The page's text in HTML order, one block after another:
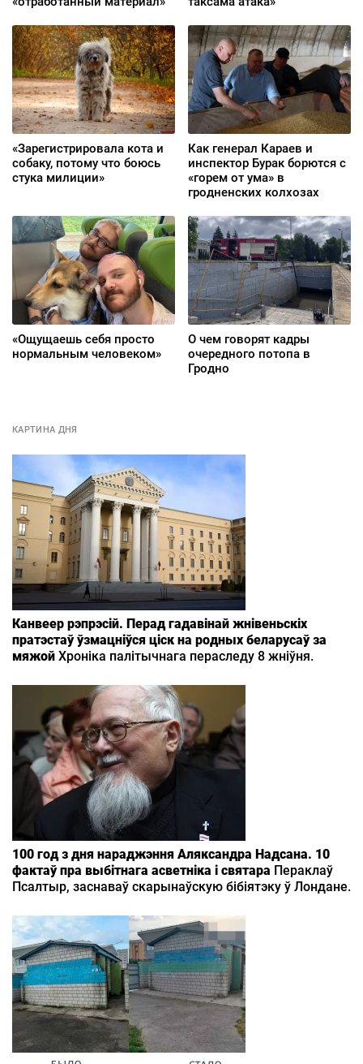
«Зарегистрировала кота и
собаку, потому что боюсь
стука милиции»
Как генерал Караев и
инспектор Бурак борются с
«горем от ума» в
гродненских колхозах
«Ощущаешь себя просто
нормальным человеком»
О чем говорят кадры
очередного потопа в
Гродно
КАРТИНА ДНЯ
Канвеер рэпрэсій. Перад гадавінай жнівеньскіх
пратэстаў ўзмацніўся ціск на родных беларусаў за
мяжой Хроніка палітычнага пераследу 8 жніўня.
100 год з дня нараджэння Аляксандра Надсана. 10
фактаў пра выбітнага асветніка і святара Пераклаў
Псалтыр, заснаваў скарынаўскую бібіятэку ў Лондане.